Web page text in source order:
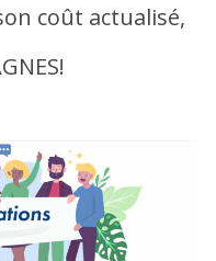
coût actualisé,